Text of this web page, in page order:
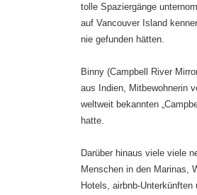
tolle Spaziergänge
auf Vancouver Island
nie gefunden hätten.
Binny (Campbell River
aus Indien, Mitbewohnerin
weltweit bekannten
hatte.
Darüber hinaus viele viele
Menschen in den Marinas,
Hotels, airbnb-